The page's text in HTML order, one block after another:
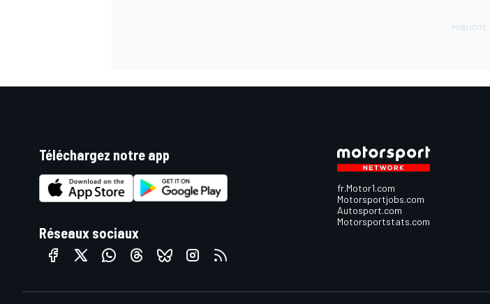
Téléchargez notre app
Réseaux sociaux
fr.Motor1.com
Motorsportjobs.com
Autosport.com
Motorsportstats.com